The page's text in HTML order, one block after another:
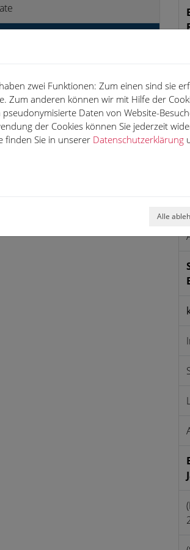
Betrieb separat.
für gewerbliche Einzelkunden,
dem Kunden die für das Leasing
liegen nur noch Verbrauchs- und
zwei Funktionen: Zum einen sind sie
Zum anderen können wir mit Hilfe der
Daten von Website-
der Cookies können Sie jederzeit
finden Sie in unserer Datenschutzerklärung
Alle